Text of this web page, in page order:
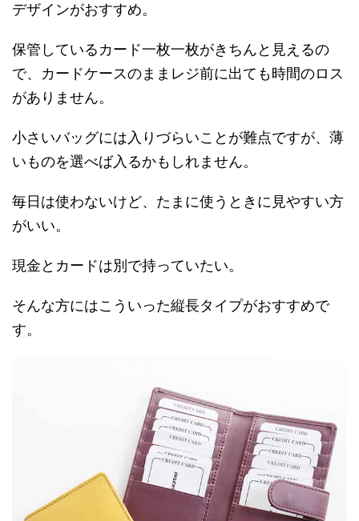
デザインがおすすめ。
保管しているカード一枚一枚がきちんと見えるの
で、カードケースのままレジ前に出ても時間のロス
がありません。
小さいバッグには入りづらいことが難点ですが、薄
いものを選べば入るかもしれません。
毎日は使わないけど、たまに使うときに見やすい方
がいい。
現金とカードは別で持っていたい。
そんな方にはこういった縦長タイプがおすすめで
す。